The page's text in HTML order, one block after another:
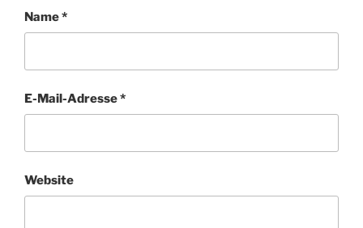
Name*
E-Mail-Adresse*
Website